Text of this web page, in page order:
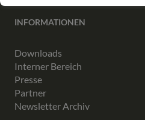
INFORMATIONEN
Downloads
Interner Bereich
Presse
Partner
Newsletter Archiv